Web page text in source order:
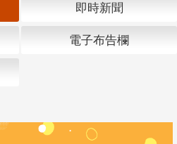
即時新聞
電子布告欄